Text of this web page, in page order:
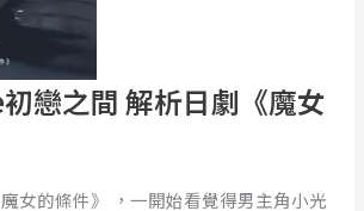
戀之間 解析日劇《魔女
女的條件》 ，一開始看覺得男主角小光